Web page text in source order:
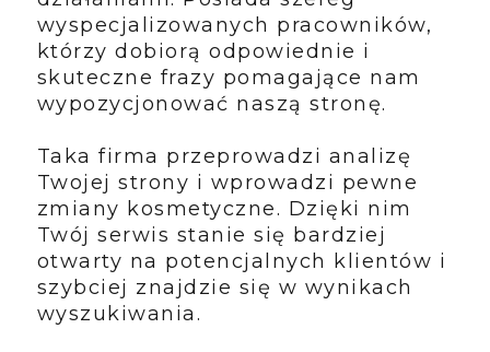
wyspecjalizowanych pracowników,
którzy dobiorą odpowiednie i
skuteczne frazy pomagające nam
wypozycjonować naszą stronę.
Taka firma przeprowadzi analizę
Twojej strony i wprowadzi pewne
zmiany kosmetyczne. Dzięki nim
Twój serwis stanie się bardziej
otwarty na potencjalnych klientów i
szybciej znajdzie się w wynikach
wyszukiwania.